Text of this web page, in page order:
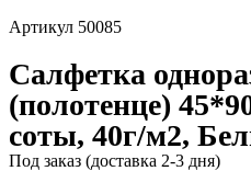
Артикул 50085
Салфетка
(полотенце)
соты, 40г/м2,
Под заказ (доставка 2-3 дня)